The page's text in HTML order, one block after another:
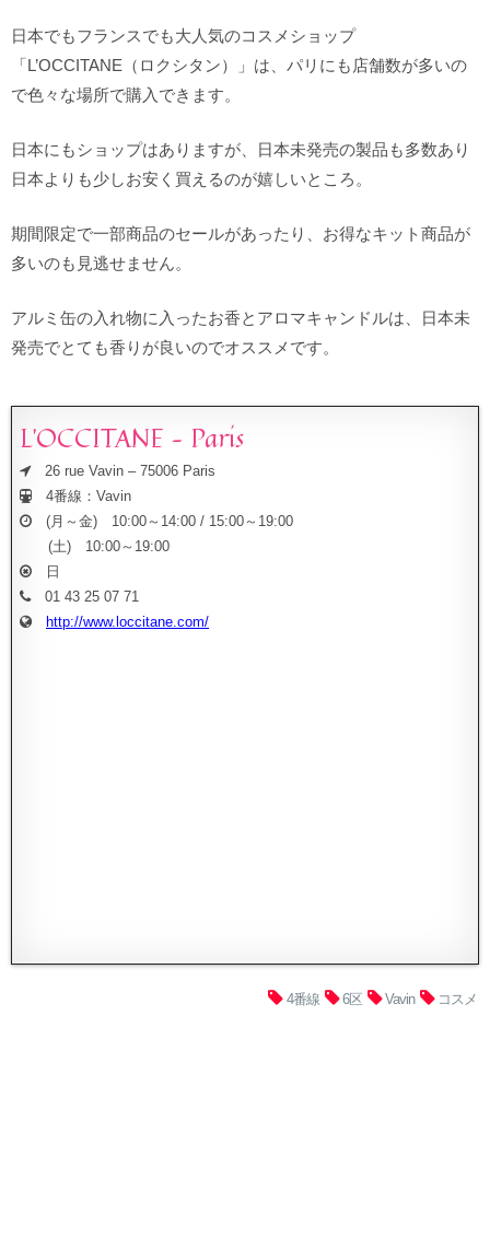
日本でもフランスでも大人気のコスメショップ
「L’OCCITANE（ロクシタン）」は、パリにも店舗数が多いの
で色々な場所で購入できます。
日本にもショップはありますが、日本未発売の製品も多数あり
日本よりも少しお安く買えるのが嬉しいところ。
期間限定で一部商品のセールがあったり、お得なキット商品が
多いのも見逃せません。
アルミ缶の入れ物に入ったお香とアロマキャンドルは、日本未
発売でとても香りが良いのでオススメです。
L’OCCITANE – Paris
26 rue Vavin – 75006 Paris
4番線：Vavin
(月～金) 10:00～14:00 / 15:00～19:00
(土) 10:00～19:00
日
01 43 25 07 71
http://www.loccitane.com/
4番線 6区 Vavin コスメ